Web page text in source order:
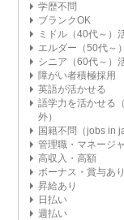
学歴不問
ブランクOK
ミドル（40代～）
エルダー（50代～
シニア（60代～）
障がい者積極採用
英語が活かせる
語学力を活かせる
外）
国籍不問（jobs in
管理職・マネージ
高収入・高額
ボーナス・賞与あり
昇給あり
日払い
週払い